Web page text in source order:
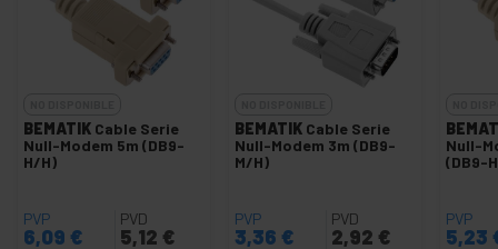
BEMATIK Cable Serie
Null-Modem 5m (DB9-
H/H)
PVP
6,09 €
PVD
5,12 €
BEMATIK Cable Serie
Null-Modem 3m (DB9-
M/H)
PVP
3,36 €
PVD
2,92 €
Null-
(DB9-
PVP
5,23